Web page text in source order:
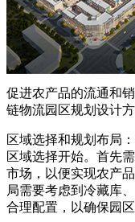
促进农产品的流通和
链物流园区规划设计
区域选择和规划布局
区域选择开始。首先
市场，以便实现农产
局需要考虑到冷藏库
合理配置，以确保园